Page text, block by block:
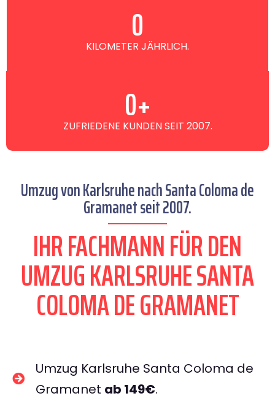
KILOMETER JÄHRLICH.
0
ZUFRIEDENE KUNDEN SEIT 2007.
0+
Umzug von Karlsruhe nach Santa Coloma de
Gramanet seit 2007.
IHR FACHMANN FÜR DEN
UMZUG KARLSRUHE SANTA
COLOMA DE GRAMANET
Umzug Karlsruhe Santa Coloma de
Gramanet ab 149€.